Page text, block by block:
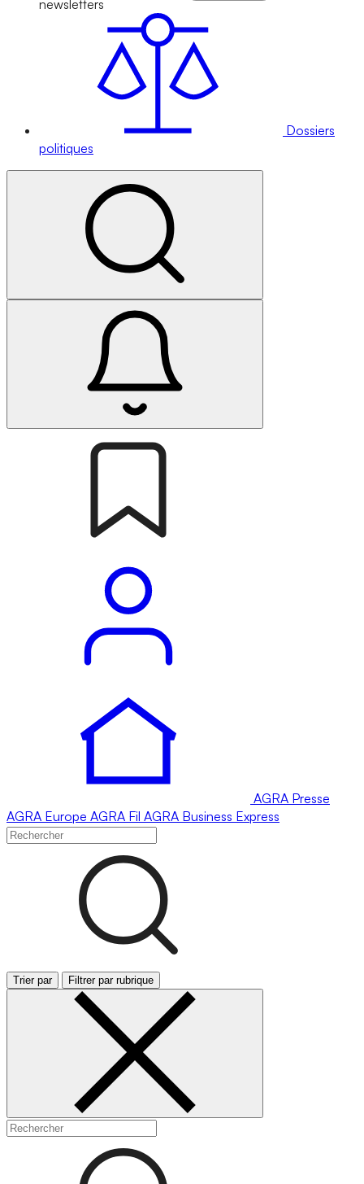
newsletters
Dossiers
politiques
AGRA Presse
AGRA Europe AGRA Fil AGRA Business Express
Trier par Filtrer par rubrique